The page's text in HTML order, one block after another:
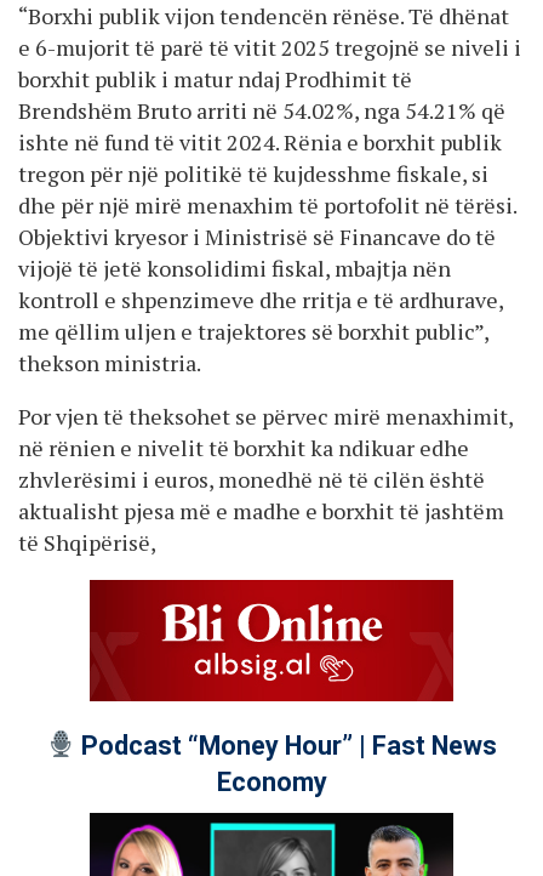
“Borxhi publik vijon tendencën rënëse. Të dhënat
e 6-mujorit të parë të vitit 2025 tregojnë se niveli i
borxhit publik i matur ndaj Prodhimit të
Brendshëm Bruto arriti në 54.02%, nga 54.21% që
ishte në fund të vitit 2024. Rënia e borxhit publik
tregon për një politikë të kujdesshme fiskale, si
dhe për një mirë menaxhim të portofolit në tërësi.
Objektivi kryesor i Ministrisë së Financave do të
vijojë të jetë konsolidimi fiskal, mbajtja nën
kontroll e shpenzimeve dhe rritja e të ardhurave,
me qëllim uljen e trajektores së borxhit public”,
thekson ministria.
Por vjen të theksohet se përvec mirë menaxhimit,
në rënien e nivelit të borxhit ka ndikuar edhe
zhvlerësimi i euros, monedhë në të cilën është
aktualisht pjesa më e madhe e borxhit të jashtëm
të Shqipërisë,
Podcast “Money Hour” | Fast News
Economy